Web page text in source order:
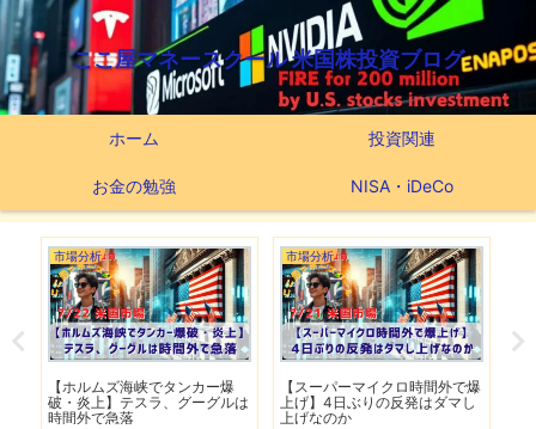
ここ屋マネースクール 米国株投資ブログ
ホーム 投資関連
お金の勉強 NISA・iDeCo
市場分析
【ホルムズ海峡でタンカー爆
破・炎上】テスラ、グーグルは
時間外で急落
市場分析
【スーパーマイクロ時間外で爆
上げ】4日ぶりの反発はダマし
上げなのか